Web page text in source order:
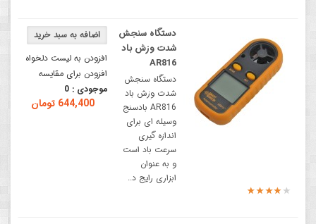
افزودن به لیست دلخواه
افزودن برای مقایسه
موجودی : 0
644,400 تومان
دستگاه سنجش
شدت وزش باد
AR816
دستگاه سنجش
شدت وزش باد
AR816 بادسنج
وسیله ای برای
اندازه گیری
سرعت باد است
و به عنوان
ابزاری رایج د..